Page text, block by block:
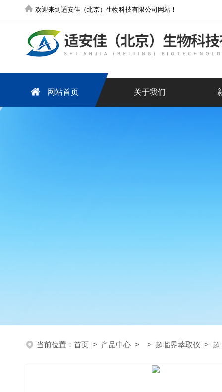
欢迎来到适安佳（北京）生物科技有限公司网站！
网站首页 关于我们
当前位置： 首页 > 产品中心 > > 超临界萃取仪 > 超